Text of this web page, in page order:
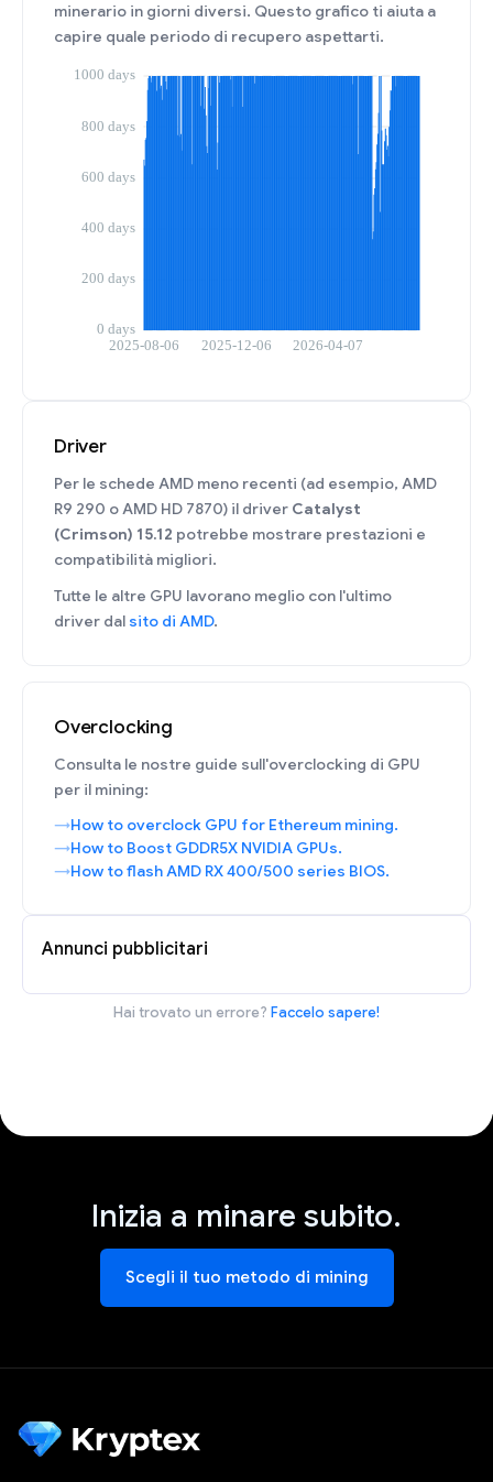
minerario in giorni diversi. Questo grafico ti aiuta a
capire quale periodo di recupero aspettarti.
Driver
Per le schede AMD meno recenti (ad esempio, AMD
R9 290 o AMD HD 7870) il driver Catalyst
(Crimson) 15.12 potrebbe mostrare prestazioni e
compatibilità migliori.
Tutte le altre GPU lavorano meglio con l'ultimo
driver dal sito di AMD.
Overclocking
Consulta le nostre guide sull'overclocking di GPU
per il mining:
How to overclock GPU for Ethereum mining.
How to Boost GDDR5X NVIDIA GPUs.
How to flash AMD RX 400/500 series BIOS.
Annunci pubblicitari
Hai trovato un errore? Faccelo sapere!
Inizia a minare subito.
Scegli il tuo metodo di mining